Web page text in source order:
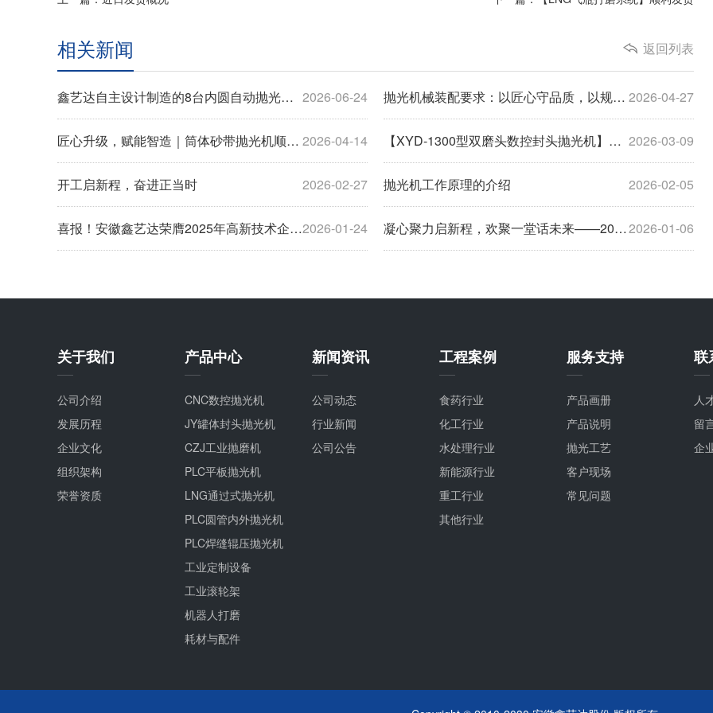
返回列表
相关新闻
2026-06-24
鑫艺达自主设计制造的8台内圆自动抛光机顺利完成生产制造、设备调试及出厂验收工作，并于今日正式装车发货。 2026-04-27
抛光机械装配要求：以匠心守品质，以规范筑根基
2026-04-14
匠心升级，赋能智造｜筒体砂带抛光机顺利发货 2026-03-09
【XYD-1300型双磨头数控封头抛光机】顺利发货
2026-02-27
开工启新程，奋进正当时 2026-02-05
抛光机工作原理的介绍
2026-01-24
喜报！安徽鑫艺达荣膺2025年高新技术企业认证 2026-01-06
凝心聚力启新程，欢聚一堂话未来——2025年年会圆满落幕
关于我们
公司介绍
发展历程
企业文化
组织架构
荣誉资质
产品中心
CNC数控抛光机
JY罐体封头抛光机
CZJ工业抛磨机
PLC平板抛光机
LNG通过式抛光机
PLC圆管内外抛光机
PLC焊缝辊压抛光机
工业定制设备
工业滚轮架
机器人打磨
耗材与配件
新闻资讯
公司动态
行业新闻
公司公告
工程案例
食药行业
化工行业
水处理行业
新能源行业
重工行业
其他行业
服务支持
产品画册
产品说明
抛光工艺
客户现场
常见问题
联
人
留
企